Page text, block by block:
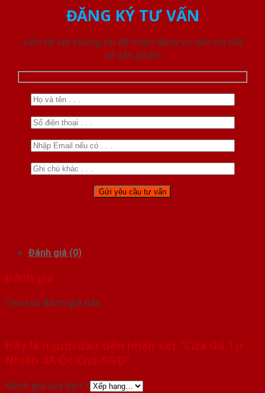
ĐĂNG KÝ TƯ VẤN
Liên hệ với chúng tôi để nhận được tư vấn chi tiết
về sản phẩm
Đánh giá (0)
Đánh giá
Chưa có đánh giá nào.
Hãy là người đầu tiên nhận xét “Cửa Gỗ Tự
Nhiên 4A Óc Chó-SGD”
Đánh giá của bạn *